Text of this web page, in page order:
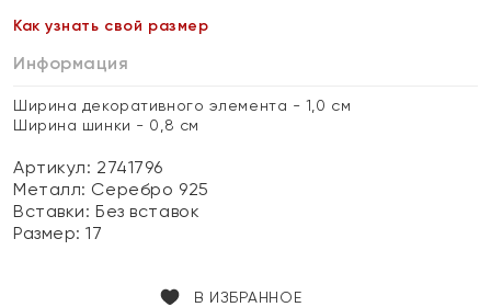
Как узнать свой размер
Информация
Ширина декоративного элемента - 1,0 см
Ширина шинки - 0,8 см
Артикул: 2741796
Металл: Серебро 925
Вставки:Без вставок
Размер:17
В ИЗБРАННОЕ